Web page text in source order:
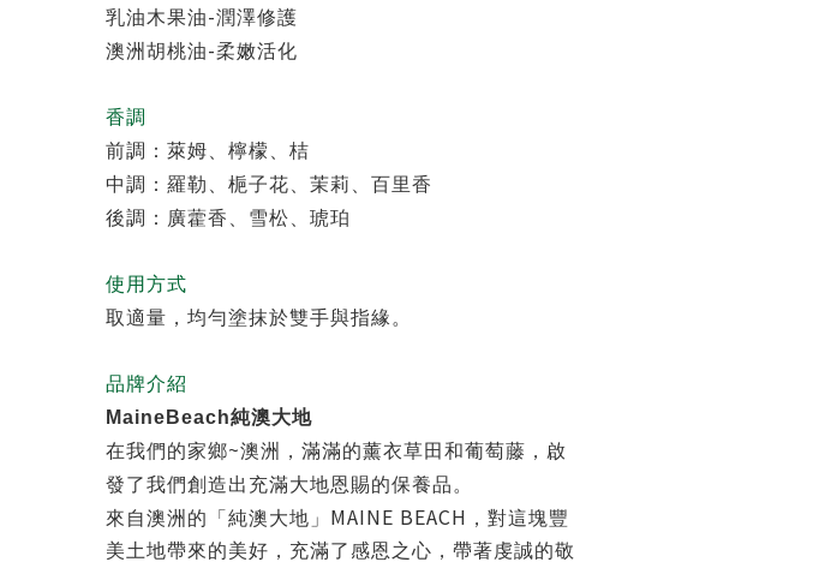
乳油木果油-潤澤修護
澳洲胡桃油-柔嫩活化
香調
前調：萊姆、檸檬、桔
中調：羅勒、梔子花、茉莉、百里香
後調：廣藿香、雪松、琥珀
使用方式
取適量，均勻塗抹於雙手與指緣。
品牌介紹
MaineBeach純澳大地
在我們的家鄉~澳洲，滿滿的薰衣草田和葡萄藤，啟
發了我們創造出充滿大地恩賜的保養品。
來自澳洲的「純澳大地」 MAINE BEACH ，對這塊豐
美土地帶來的美好，充滿了感恩之心，帶著虔誠的敬